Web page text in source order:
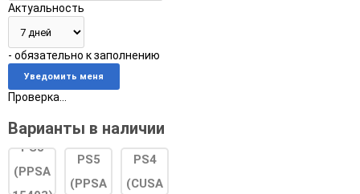
Актуальность
- обязательно к заполнению
Проверка...
Варианты в наличии